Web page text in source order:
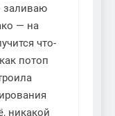
заливаю
— на
что-
потоп
никакой